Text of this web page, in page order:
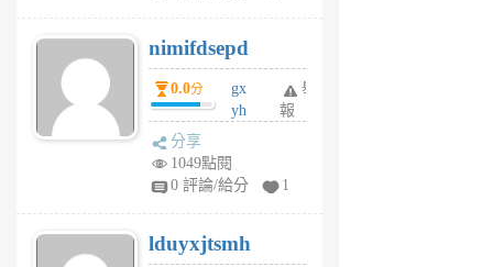
U
5
個
月
nimifdsepd
0.0分
gx
yh
jl
月
舉
報
分享
1049點閱
0 評論/給分
1
lduyxjtsmh